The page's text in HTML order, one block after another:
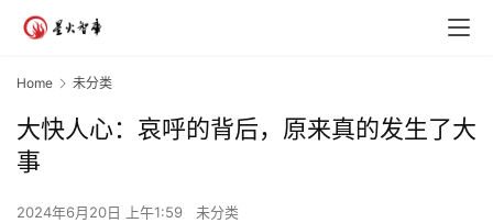
Home 未分类
大快人心：哀呼的背后，原来真的发生了大
事
2024年6月20日 上午1:59 未分类